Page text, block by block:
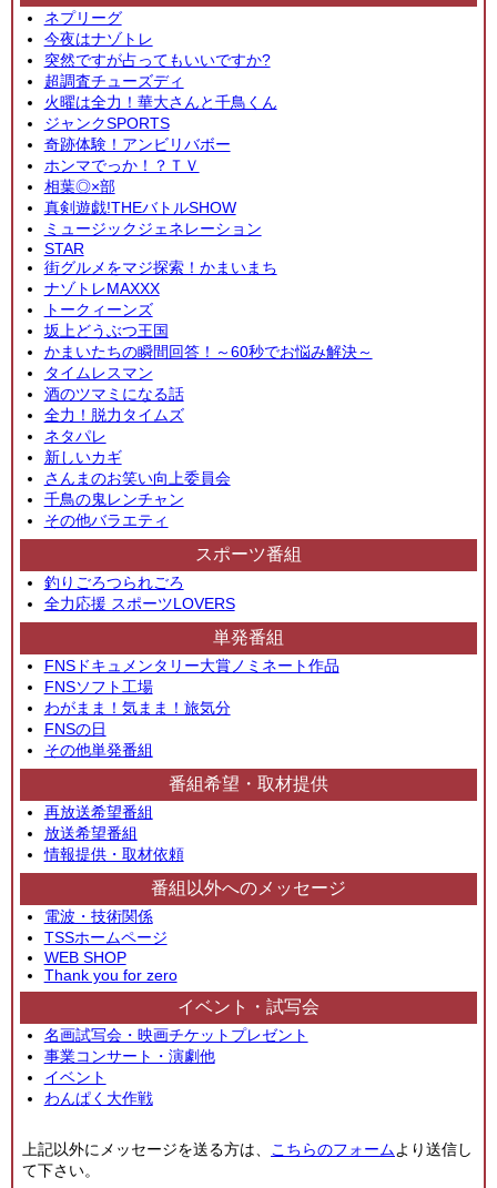
ネプリーグ
今夜はナゾトレ
突然ですが占ってもいいですか?
超調査チューズディ
火曜は全力！華大さんと千鳥くん
ジャンクSPORTS
奇跡体験！アンビリバボー
ホンマでっか！？ＴＶ
相葉◎×部
真剣遊戯!THEバトルSHOW
ミュージックジェネレーション
STAR
街グルメをマジ探索！かまいまち
ナゾトレMAXXX
トークィーンズ
坂上どうぶつ王国
かまいたちの瞬間回答！～60秒でお悩み解決～
タイムレスマン
酒のツマミになる話
全力！脱力タイムズ
ネタパレ
新しいカギ
さんまのお笑い向上委員会
千鳥の鬼レンチャン
その他バラエティ
スポーツ番組
釣りごろつられごろ
全力応援 スポーツLOVERS
単発番組
FNSドキュメンタリー大賞ノミネート作品
FNSソフト工場
わがまま！気まま！旅気分
FNSの日
その他単発番組
番組希望・取材提供
再放送希望番組
放送希望番組
情報提供・取材依頼
番組以外へのメッセージ
電波・技術関係
TSSホームページ
WEB SHOP
Thank you for zero
イベント・試写会
名画試写会・映画チケットプレゼント
事業コンサート・演劇他
イベント
わんぱく大作戦
上記以外にメッセージを送る方は、 こちらのフォームより送信し
て下さい。